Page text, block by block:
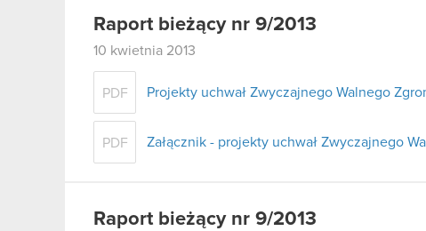
Raport bieżący nr 9/2013
10 kwietnia 2013
PDF Projekty uchwał Zwyczajnego Walnego
PDF Załącznik - projekty uchwał Zwyczajnego
Raport bieżący nr 9/2013